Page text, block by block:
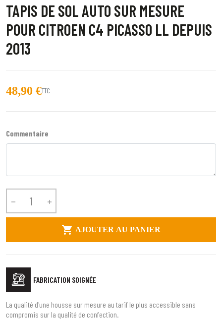
TAPIS DE SOL AUTO SUR MESURE
POUR CITROEN C4 PICASSO LL DEPUIS
2013
48,90 €TTC
Commentaire
 
 AJOUTER AU PANIER
FABRICATION SOIGNÉE
La qualité d'une housse sur mesure au tarif le plus accessible sans
compromis sur la qualité de confection.